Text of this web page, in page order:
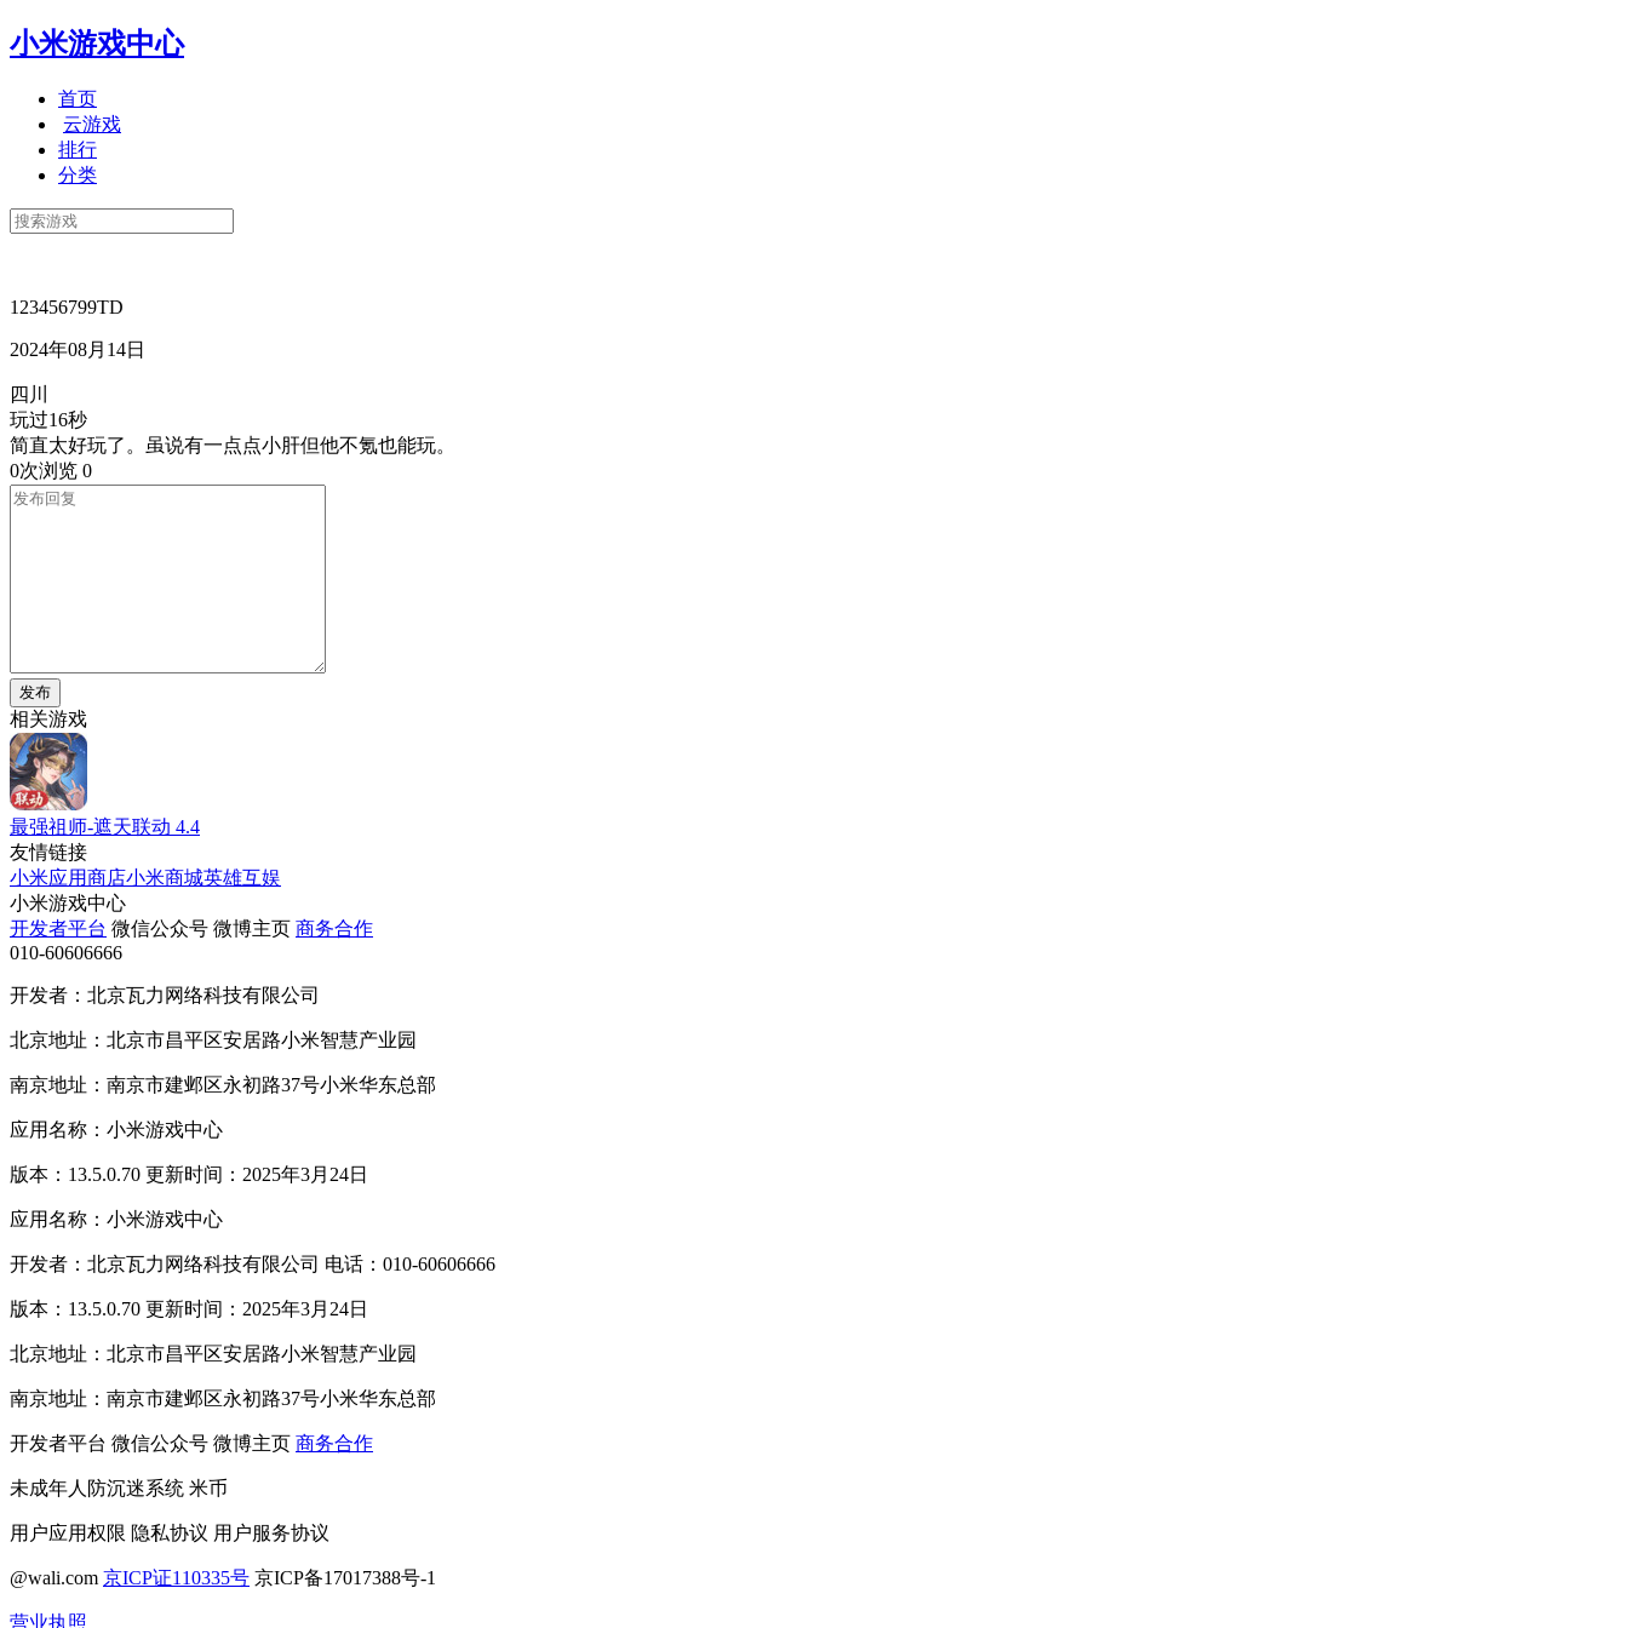
小米游戏中心
首页
云游戏
排行
分类
123456799TD
2024年08月14日
四川
玩过16秒
简直太好玩了。虽说有一点点小肝但他不氪也能玩。
0次浏览 0
发布
相关游戏
最强祖师-遮天联动 4.4
友情链接
小米应用商店小米商城英雄互娱
小米游戏中心
开发者平台 微信公众号 微博主页 商务合作
010-60606666
开发者：北京瓦力网络科技有限公司
北京地址：北京市昌平区安居路小米智慧产业园
南京地址：南京市建邺区永初路37号小米华东总部
应用名称：小米游戏中心
版本：13.5.0.70 更新时间：2025年3月24日
应用名称：小米游戏中心
开发者：北京瓦力网络科技有限公司 电话：010-60606666
版本：13.5.0.70 更新时间：2025年3月24日
北京地址：北京市昌平区安居路小米智慧产业园
南京地址：南京市建邺区永初路37号小米华东总部
开发者平台 微信公众号 微博主页 商务合作
未成年人防沉迷系统 米币
用户应用权限 隐私协议 用户服务协议
@wali.com 京ICP证110335号 京ICP备17017388号-1
营业执照